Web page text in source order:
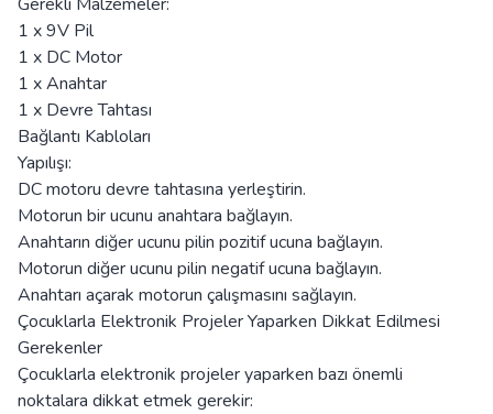
1 x 9V Pil
1 x DC Motor
1 x Anahtar
1 x Devre Tahtası
Bağlantı Kabloları
Yapılışı:
DC motoru devre tahtasına yerleştirin.
Motorun bir ucunu anahtara bağlayın.
Anahtarın diğer ucunu pilin pozitif ucuna bağlayın.
Motorun diğer ucunu pilin negatif ucuna bağlayın.
Anahtarı açarak motorun çalışmasını sağlayın.
Çocuklarla Elektronik Projeler Yaparken Dikkat Edilmesi
Gerekenler
Çocuklarla elektronik projeler yaparken bazı önemli
noktalara dikkat etmek gerekir: